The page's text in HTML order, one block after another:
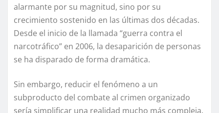
alarmante por su magnitud, sino por su
crecimiento sostenido en las últimas dos décadas.
Desde el inicio de la llamada “guerra contra el
narcotráfico” en 2006, la desaparición de personas
se ha disparado de forma dramática.
Sin embargo, reducir el fenómeno a un
subproducto del combate al crimen organizado
sería simplificar una realidad mucho más compleja.